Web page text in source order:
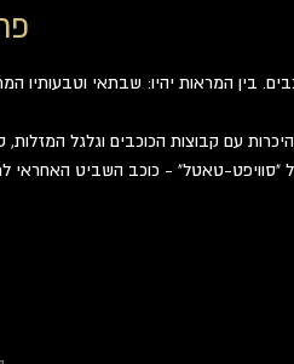
בין המראות יהיו: שבתאי וטבעותיו
עם קבוצות הכוכבים וגלגל המזלות,
"סוויפט-טאטל" - כוכב השביט האחראי